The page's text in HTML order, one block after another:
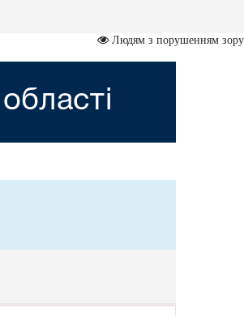
Людям з порушенням зору